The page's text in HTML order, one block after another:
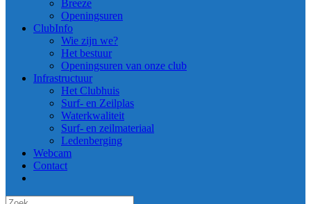
Breeze
Openingsuren
ClubInfo
Wie zijn we?
Het bestuur
Openingsuren van onze club
Infrastructuur
Het Clubhuis
Surf- en Zeilplas
Waterkwaliteit
Surf- en zeilmateriaal
Ledenberging
Webcam
Contact